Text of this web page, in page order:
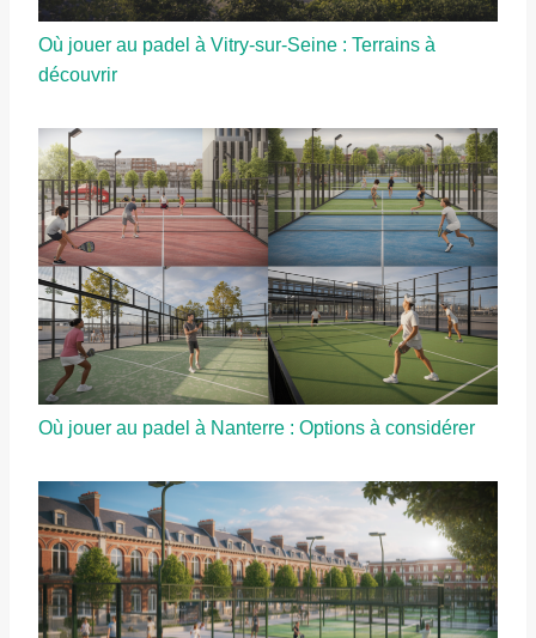
Où jouer au padel à Vitry-sur-Seine : Terrains à
découvrir
Où jouer au padel à Nanterre : Options à considérer